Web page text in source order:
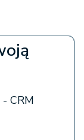
CRM